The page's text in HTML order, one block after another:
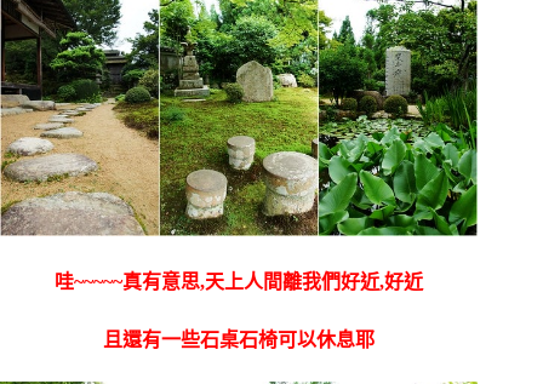
哇~~~~~真有意思,天上人間離我們好近,好近
且還有一些石桌石椅可以休息耶